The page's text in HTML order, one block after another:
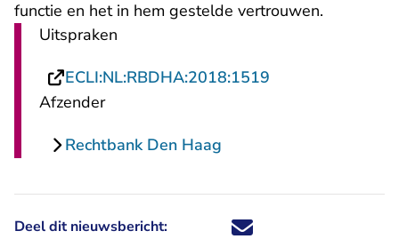
functie en het in hem gestelde vertrouwen.
Uitspraken
ECLI:NL:RBDHA:2018:1519
Afzender
Rechtbank Den Haag
Deel dit nieuwsbericht: Deel dit nieuwsbericht via X -
Deel dit nieuwsbericht via
Deel dit nieuwsbericht
Deel dit